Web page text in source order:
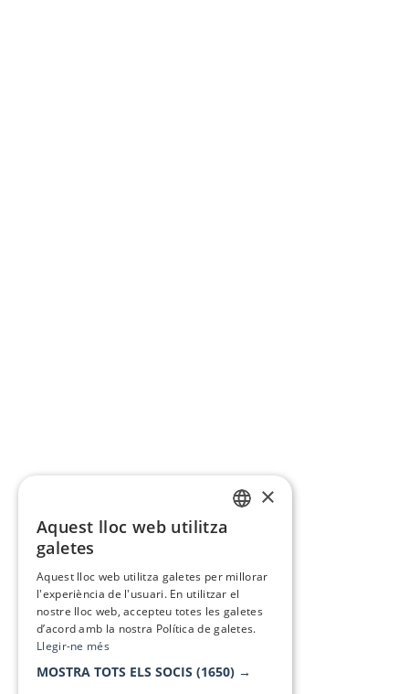
×
Aquest lloc web utilitza
galetes
Aquest lloc web utilitza galetes per millorar
l'experiència de l'usuari. En utilitzar el
nostre lloc web, accepteu totes les galetes
d’acord amb la nostra Política de galetes.
Llegir-ne més
MOSTRA TOTS ELS SOCIS (1650) →